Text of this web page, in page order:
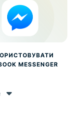
MESSENGER